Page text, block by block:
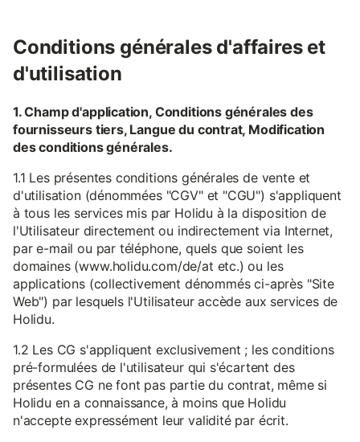
Conditions générales d'affaires et
d'utilisation
1. Champ d'application, Conditions générales des
fournisseurs tiers, Langue du contrat, Modification
des conditions générales.
1.1 Les présentes conditions générales de vente et
d'utilisation (dénommées "CGV" et "CGU") s'appliquent
à tous les services mis par Holidu à la disposition de
l'Utilisateur directement ou indirectement via Internet,
par e-mail ou par téléphone, quels que soient les
domaines (www.holidu.com/de/at etc.) ou les
applications (collectivement dénommés ci-après "Site
Web") par lesquels l'Utilisateur accède aux services de
Holidu.
1.2 Les CG s'appliquent exclusivement ; les conditions
pré-formulées de l'utilisateur qui s'écartent des
présentes CG ne font pas partie du contrat, même si
Holidu en a connaissance, à moins que Holidu
n'accepte expressément leur validité par écrit.